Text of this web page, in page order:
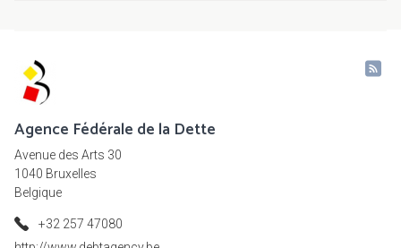
Agence Fédérale de la Dette
Avenue des Arts 30
1040 Bruxelles
Belgique
+32 257 47080